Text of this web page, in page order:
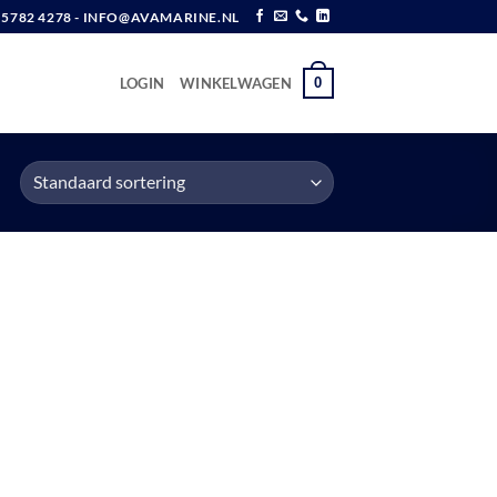
5782 4278 - INFO@AVAMARINE.NL
LOGIN WINKELWAGEN 0